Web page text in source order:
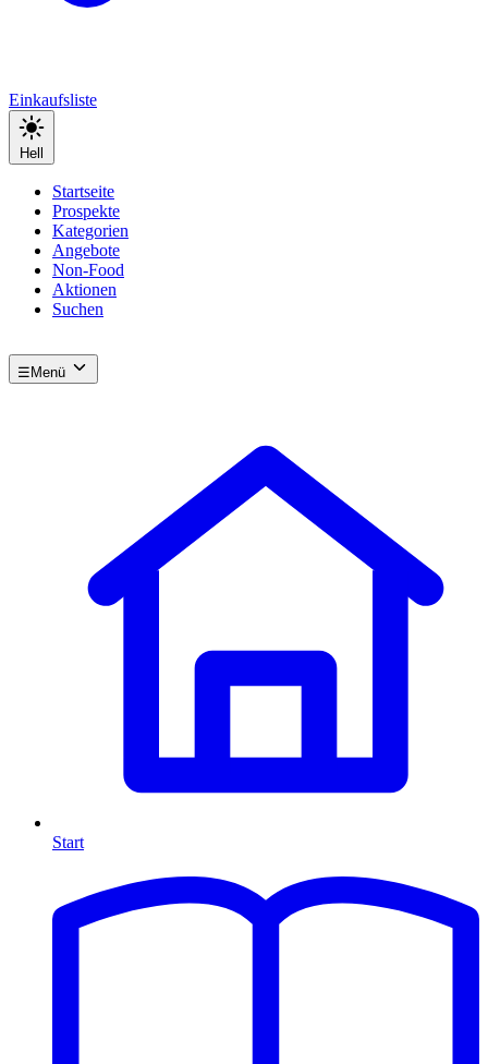
Einkaufsliste
Hell
Startseite
Prospekte
Kategorien
Angebote
Non-Food
Aktionen
Suchen
☰ Menü
Start